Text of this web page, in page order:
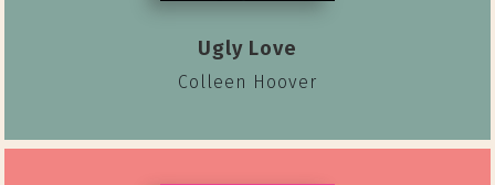
Ugly Love
Colleen Hoover